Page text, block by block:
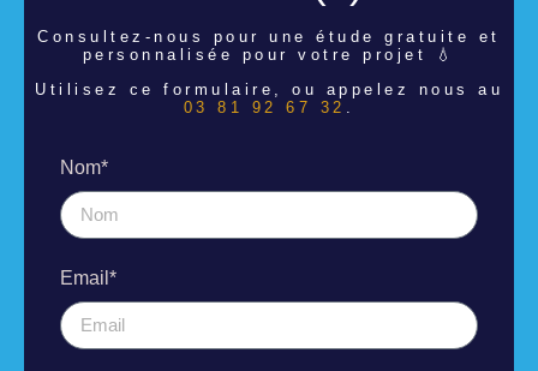
Consultez-nous pour une étudegratuite et
personnalisée pour votre projet 💧
Utilisez ce formulaire, ou appelez nous au
03 81 92 67 32 .
Nom*
Email*